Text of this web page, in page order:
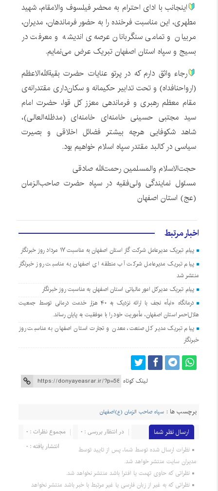
اینجانب با ادای احترام به محضر فیلسوف والامقام، شهید
مطهری، این مناسبت فرخنده را به حضور فرماندهان، مدیران،
مربیان و تمامی سنگربانان عرصه‌ی اندیشه و معرفت در
بسیج و سپاه استان اصفهان تبریک عرض می‌نمایم.
رجاء واثق دارم که در پرتو عنایات حضرت بقیةالله‌الاعظم
(ارواحنافداه) و تحت تدابیر حکیمانه و سکان‌داری مقتدرانه‌ی
مقام معظم رهبری و فرماندهی معزز کل قوا، حضرت امام
سید مجتبی حسینی خامنه‌ای خامنه‌ای (مدظله‌العالی)،
شاهد شکوفایی هرچه بیشتر فضائل اخلاقی و بصیرت
سیاسی در کالبد مقتدر سپاه اسلام خواهیم بود.
حجت‌الاسلام والمسلمین رحمت‌الله صادقی
مسئول نمایندگی ولی‌فقیه در سپاه حضرت صاحب‌الزمان
(عج) استان اصفهان
اخبار مرتبط
پیام تبریک مدیرعامل شرکت گاز استان اصفهان به مناسبت ۱۷ مرداد روز خبرنگار
پیام تبریک مدیرعامل شرکت آب منطقه ای اصفهان به مناسبت روز خبرنگار
منتشر شد
پیام تبریک مدیرکل امور مالیاتی استان اصفهان به مناسبت روز خبرنگار
درمانگاه «نبأ» نجف با ارائه نزدیک به ۴۰ هزار خدمت درمانی توسط جمعیت
هلال‌احمر استان اصفهان، مأموریت خود را با موفقیت به پایان رساند.
پیام تبریک مدیر کل صنعت، معدن و تجارت استان اصفهان به مناسبت روز
خبرنگار
لینک کوتاه
برچسب ها : سپاه صاحب الزمان (ع)اصفهان
ارسال نظر شما مجموع نظرات : 0
در انتظار بررسی : 0
انتشار یافته : 0
نظرات ارسال شده توسط شما، پس از تایید توسط
مدیران سایت منتشر خواهد شد.
نظراتی که حاوی تهمت یا افترا باشد منتشر نخواهد شد.
نظراتی که به غیر از زبان فارسی یا غیر مرتبط با خبر باشد منتشر نخواهد